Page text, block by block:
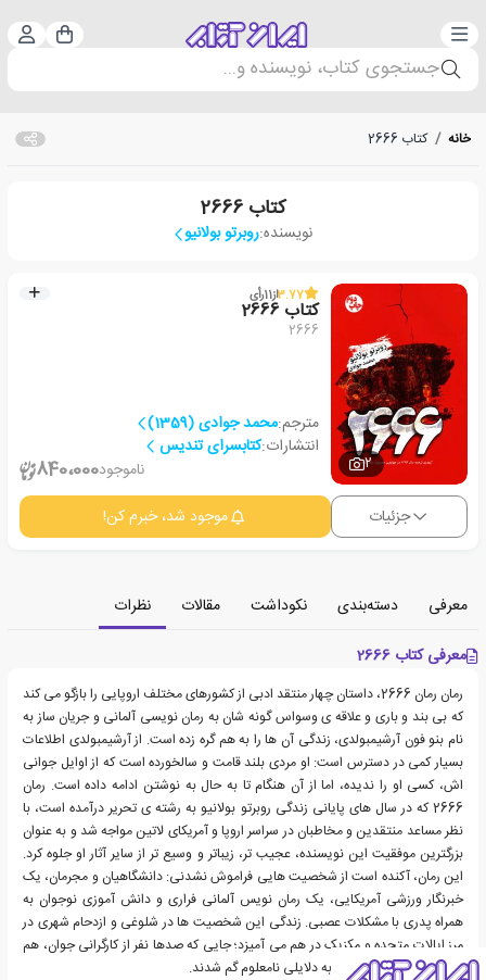
دسته‌بندی سبد
جستجوی کتاب، نویسنده و...
خانه / کتاب 2666
کتاب 2666
نویسنده:روبرتو بولانیو
2
3.77از11رأی
کتاب 2666
2666
مترجم:محمد جوادی (1359)
انتشارات:کتابسرای تندیس
ناموجود840،000
جزئیات موجود شد، خبرم کن!
معرفی دسته‌بندی نکوداشت مقالات
نظرات
معرفی کتاب 2666
رمان رمان 2666، داستان چهار منتقد ادبی از کشورهای مختلف اروپایی را بازگو می کند
که بی بند و باری و علاقه ی وسواس گونه شان به رمان نویسی آلمانی و جریان ساز به
نام بنو فون آرشیمبولدی، زندگی آن ها را به هم گره زده است. از آرشیمبولدی اطلاعات
بسیار کمی در دسترس است: او مردی بلند قامت و سالخورده است که از اوایل جوانی
اش، کسی او را ندیده، اما از آن هنگام تا به حال به نوشتن ادامه داده است. رمان
2666 که در سال های پایانی زندگی روبرتو بولانیو به رشته ی تحریر درآمده است، با
نظر مساعد منتقدین و مخاطبان در سراسر اروپا و آمریکای لاتین مواجه شد و به عنوان
بزرگترین موفقیت این نویسنده، عجیب تر، زیباتر و وسیع تر از سایر آثار او جلوه کرد.
این رمان، آکنده است از شخصیت هایی فراموش نشدنی: دانشگاهیان و مجرمان، یک
خبرنگار ورزشی آمریکایی، یک رمان نویس آلمانی فراری و دانش آموزی نوجوان به
همراه پدری با مشکلات عصبی. زندگی این شخصیت ها در شلوغی و ازدحام شهری در
مرز ایالات متحده و مکزیک در هم می آمیزد؛ جایی که صدها نفر از کارگرانی جوان، هم
در رمان و هم در واقعیت، به دلایلی نامعلوم گم شدند.